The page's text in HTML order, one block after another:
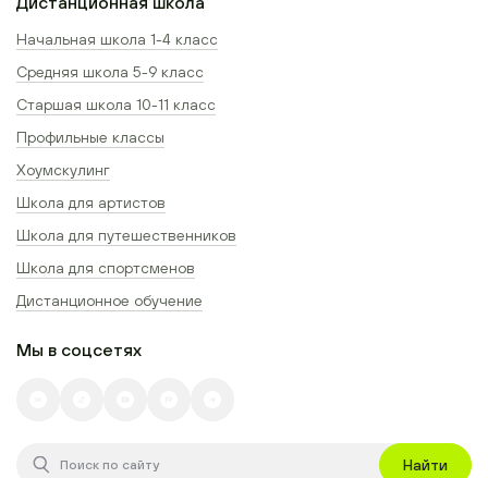
Начальная школа 1-4 класс
Средняя школа 5-9 класс
Старшая школа 10-11 класс
Профильные классы
Хоумскулинг
Школа для артистов
Школа для путешественников
Школа для спортсменов
Дистанционное обучение
Мы в соцсетях
Найти